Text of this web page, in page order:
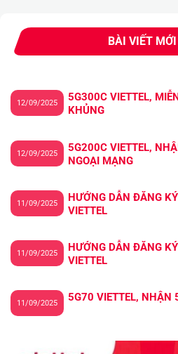
BÀI VIẾT
5G300C VIETTEL,
KHỦNG
12/09/2025
5G200C VIETTEL,
NGOẠI MẠNG
12/09/2025
HƯỚNG DẪN ĐĂNG
VIETTEL
11/09/2025
HƯỚNG DẪN ĐĂNG
VIETTEL
11/09/2025
5G70 VIETTEL, NHẬN
11/09/2025